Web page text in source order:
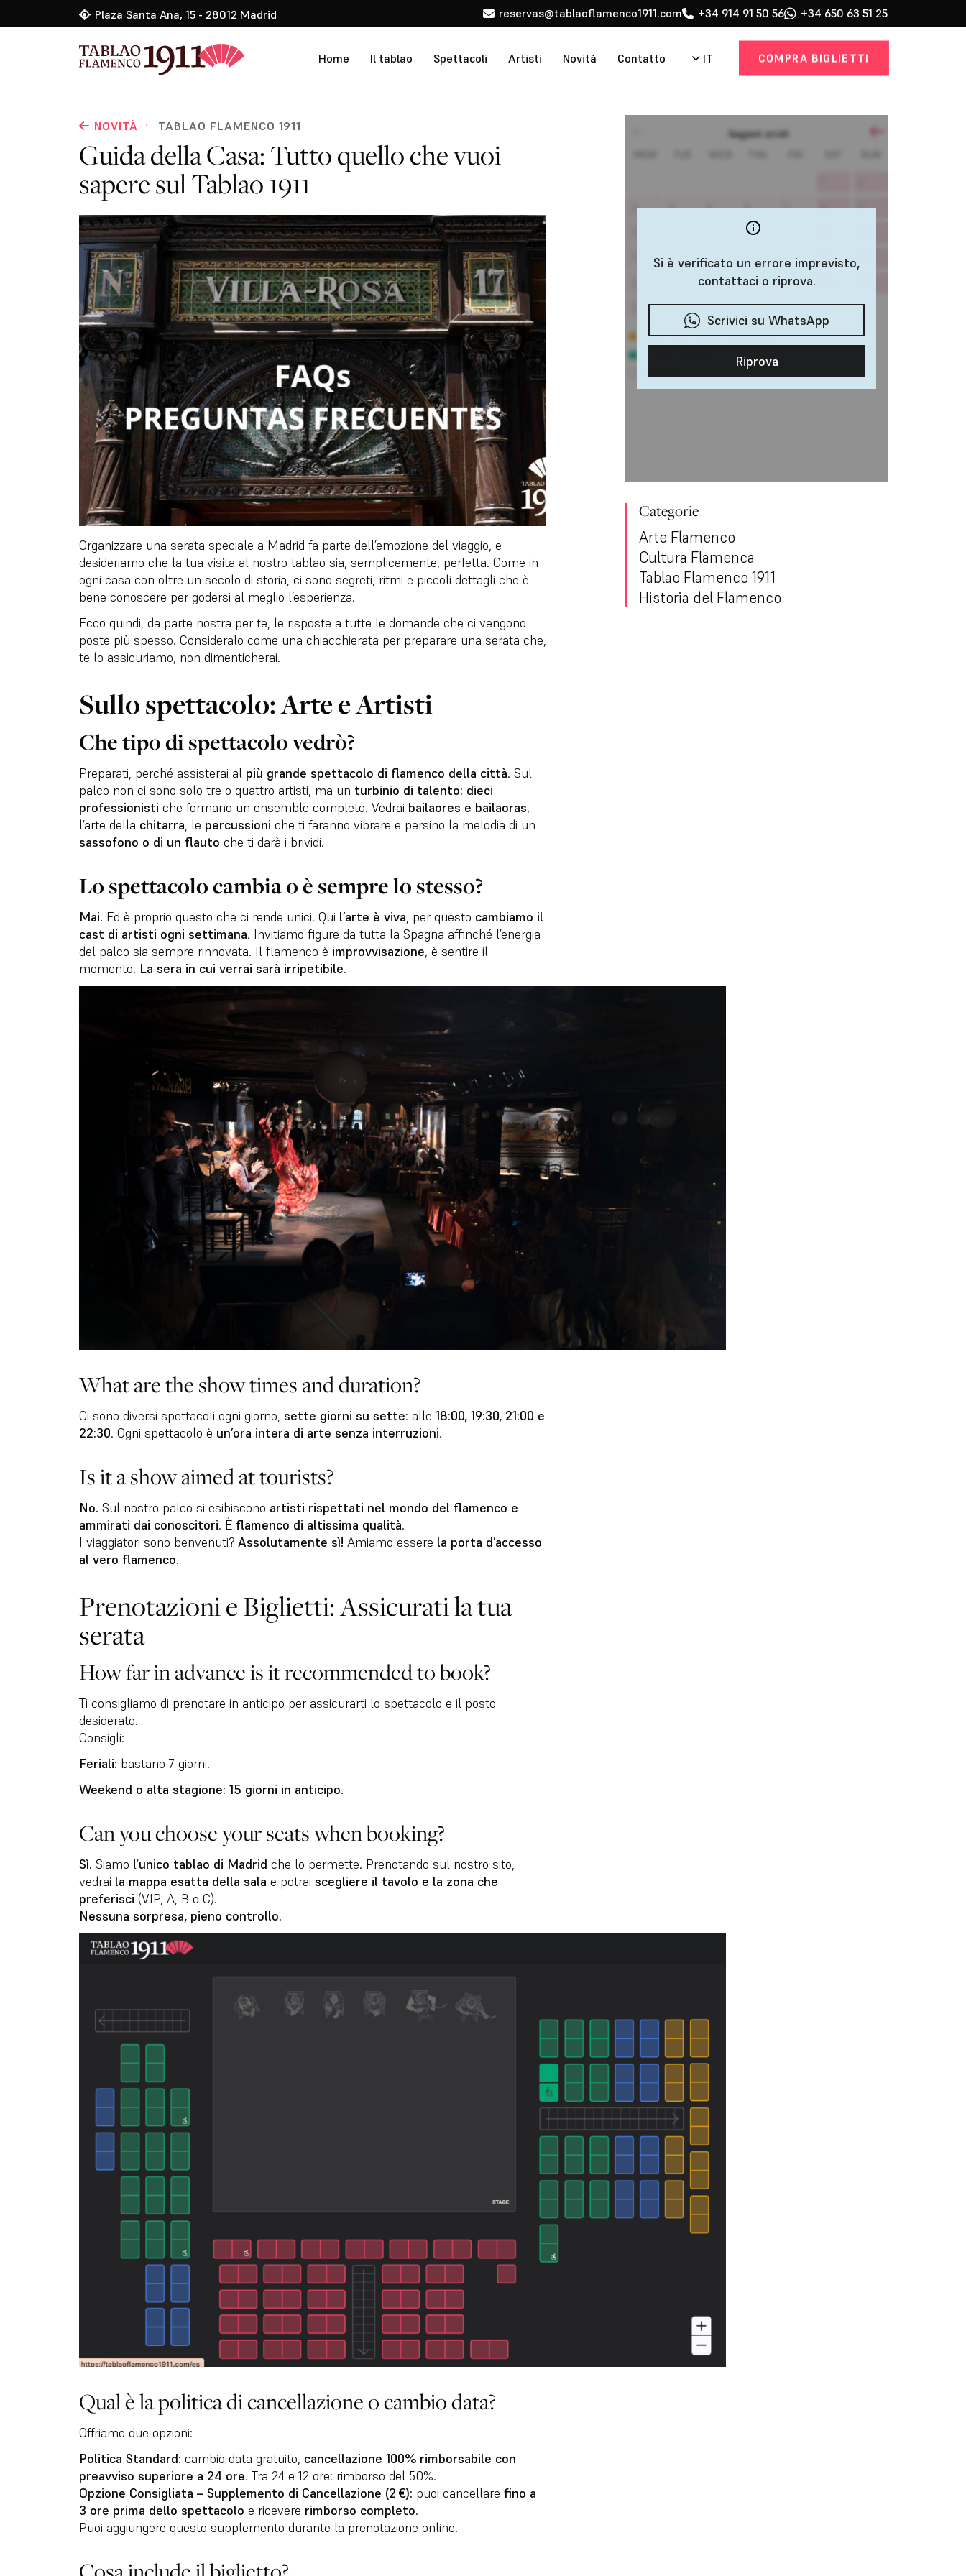
Plaza Santa Ana, 15 - 28012 Madrid reservas@tablaoflamenco1911.com +34 914 91 50 56 +34 650 63 51 25
Home Il tablao Spettacoli Artisti Novità Contatto IT COMPRA BIGLIETTI
NOVITÀ · TABLAO FLAMENCO 1911
Guida della Casa: Tutto quello che vuoi
sapere sul Tablao 1911
Organizzare una serata speciale a Madrid fa parte dell’emozione del viaggio, e
desideriamo che la tua visita al nostro tablao sia, semplicemente, perfetta. Come in
ogni casa con oltre un secolo di storia, ci sono segreti, ritmi e piccoli dettagli che è
bene conoscere per godersi al meglio l’esperienza.
Ecco quindi, da parte nostra per te, le risposte a tutte le domande che ci vengono
poste più spesso. Consideralo come una chiacchierata per preparare una serata che,
te lo assicuriamo, non dimenticherai.
Sullo spettacolo: Arte e Artisti
Che tipo di spettacolo vedrò?
Preparati, perché assisterai al più grande spettacolo di flamenco della città. Sul
palco non ci sono solo tre o quattro artisti, ma un turbinio di talento: dieci
professionisti che formano un ensemble completo. Vedrai bailaores e bailaoras,
l’arte della chitarra, le percussioni che ti faranno vibrare e persino la melodia di un
sassofono o di un flauto che ti darà i brividi.
Lo spettacolo cambia o è sempre lo stesso?
Mai. Ed è proprio questo che ci rende unici. Qui l’arte è viva, per questo cambiamo il
cast di artisti ogni settimana. Invitiamo figure da tutta la Spagna affinché l’energia
del palco sia sempre rinnovata. Il flamenco è improvvisazione, è sentire il
momento. La sera in cui verrai sarà irripetibile.
What are the show times and duration?
Ci sono diversi spettacoli ogni giorno, sette giorni su sette: alle 18:00, 19:30, 21:00 e
22:30. Ogni spettacolo è un’ora intera di arte senza interruzioni.
Is it a show aimed at tourists?
No. Sul nostro palco si esibiscono artisti rispettati nel mondo del flamenco e
ammirati dai conoscitori. È flamenco di altissima qualità.
I viaggiatori sono benvenuti? Assolutamente sì! Amiamo essere la porta d’accesso
al vero flamenco.
Prenotazioni e Biglietti: Assicurati la tua
serata
How far in advance is it recommended to book?
Ti consigliamo di prenotare in anticipo per assicurarti lo spettacolo e il posto
desiderato.
Consigli:
Feriali: bastano 7 giorni.
Weekend o alta stagione: 15 giorni in anticipo.
Can you choose your seats when booking?
Sì. Siamo l’unico tablao di Madrid che lo permette. Prenotando sul nostro sito,
vedrai la mappa esatta della sala e potrai scegliere il tavolo e la zona che
preferisci (VIP, A, B o C).
Nessuna sorpresa, pieno controllo.
Qual è la politica di cancellazione o cambio data?
Offriamo due opzioni:
Politica Standard: cambio data gratuito, cancellazione 100% rimborsabile con
preavviso superiore a 24 ore. Tra 24 e 12 ore: rimborso del 50%.
Opzione Consigliata – Supplemento di Cancellazione (2 €): puoi cancellare fino a
3 ore prima dello spettacolo e ricevere rimborso completo.
Puoi aggiungere questo supplemento durante la prenotazione online.
Categorie
Arte Flamenco
Cultura Flamenca
Tablao Flamenco 1911
Historia del Flamenco